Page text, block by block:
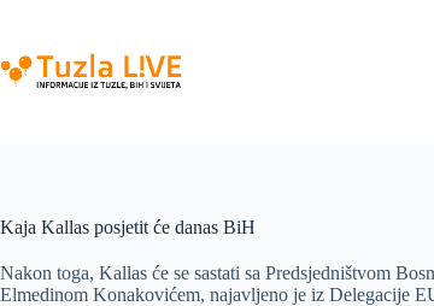
content
Kaja Kallas posjetit će danas BiH
Nakon toga, Kallas će se sastati sa Predsjedništvom
Elmedinom Konakovićem, najavljeno je iz Delegacije